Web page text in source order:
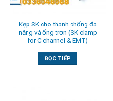
Kẹp SK cho thanh chống đa
năng và ống trơn (SK clamp
for C channel & EMT)
ĐỌC TIẾP